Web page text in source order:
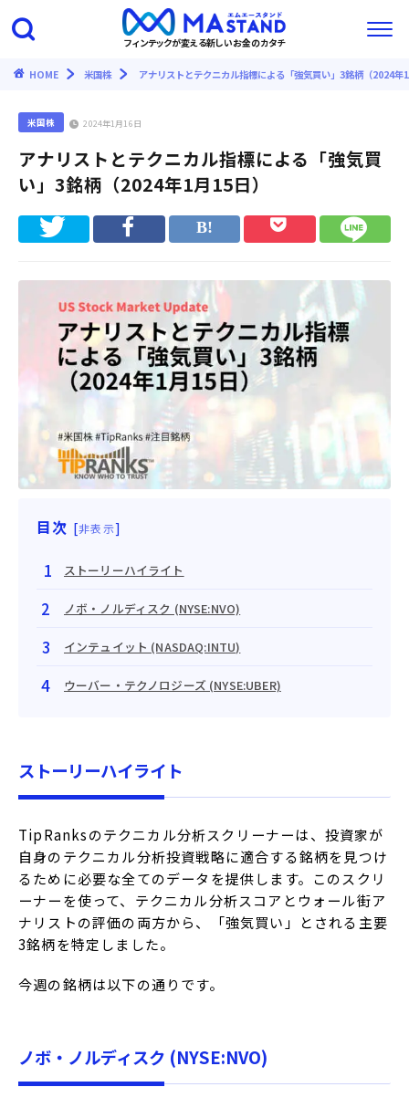
フィンテックが変える新しいお金のカタチ
HOME 米国株 アナリストとテクニカル指標による「強気買い」3銘柄（2024年
米国株 2024年1月16日
アナリストとテクニカル指標による「強気買
い」3銘柄（2024年1月15日）
目次 [非表示]
ストーリーハイライト
ノボ・ノルディスク (NYSE:NVO)
インテュイット (NASDAQ:INTU)
ウーバー・テクノロジーズ (NYSE:UBER)
ストーリーハイライト
TipRanksのテクニカル分析スクリーナーは、投資家が
自身のテクニカル分析投資戦略に適合する銘柄を見つけ
るために必要な全てのデータを提供します。このスクリ
ーナーを使って、テクニカル分析スコアとウォール街ア
ナリストの評価の両方から、「強気買い」とされる主要
3銘柄を特定しました。
今週の銘柄は以下の通りです。
ノボ・ノルディスク (NYSE:NVO)